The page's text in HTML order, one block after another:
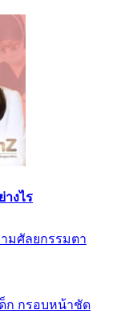
งไร
มศัลยกรรมตา